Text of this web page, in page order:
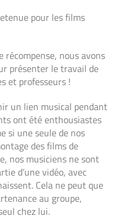
pour les films
nous avons
présenter le travail de
et professeurs !
un lien musical pendant
ont été enthousiastes
si une seule de nos
des films de
nos musiciens ne sont
d’une vidéo, avec
Cela ne peut que
au groupe,
chez lui.